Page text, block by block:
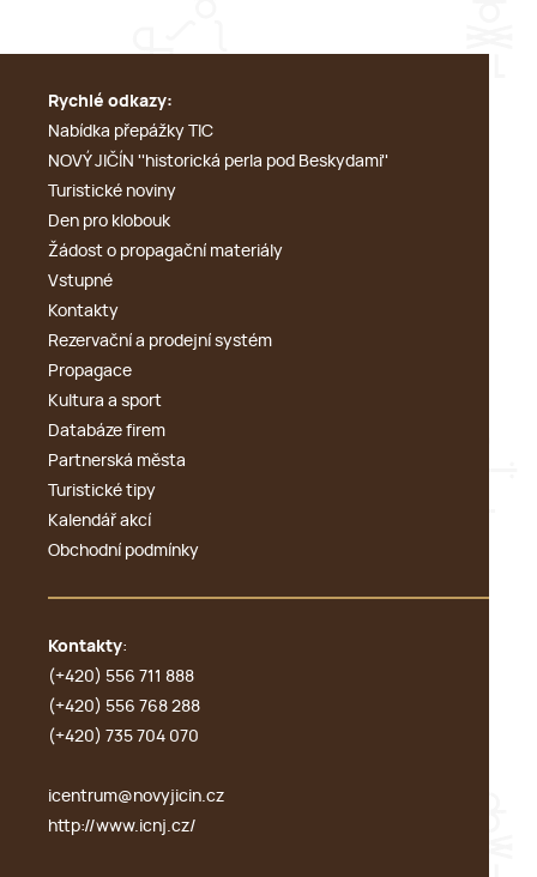
Rychlé odkazy:
Nabídka přepážky TIC
NOVÝ JIČÍN ''historická perla pod Beskydami''
Turistické noviny
Den pro klobouk
Žádost o propagační materiály
Vstupné
Kontakty
Rezervační a prodejní systém
Propagace
Kultura a sport
Databáze firem
Partnerská města
Turistické tipy
Kalendář akcí
Obchodní podmínky
Kontakty:
(+420) 556 711 888
(+420) 556 768 288
(+420) 735 704 070
icentrum@novyjicin.cz
http://www.icnj.cz/